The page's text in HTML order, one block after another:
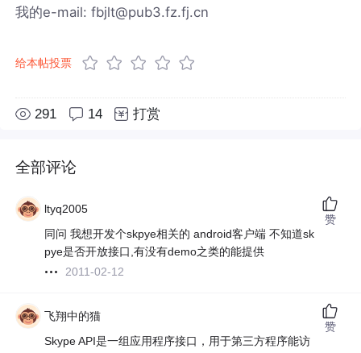
我的e-mail: fbjlt@pub3.fz.fj.cn
给本帖投票
291 14 打赏
全部评论
ltyq2005
同问 我想开发个skpye相关的 android客户端 不知道sk
pye是否开放接口,有没有demo之类的能提供
2011-02-12
赞
飞翔中的猫
Skype API是一组应用程序接口，用于第三方程序能访
赞